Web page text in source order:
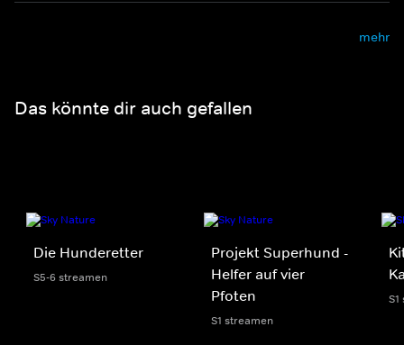
mehr
Das könnte dir auch gefallen
Die Hunderetter
S5-6 streamen
Projekt Superhund -
Helfer auf vier
Pfoten
S1 streamen